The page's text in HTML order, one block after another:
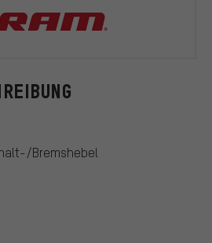
Bremshebel
SRAM